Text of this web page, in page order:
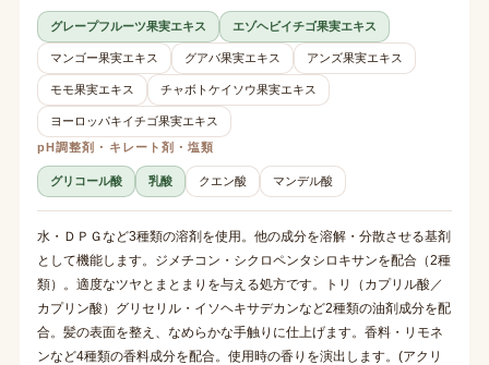
グレープフルーツ果実エキス エゾヘビイチゴ果実エキス
マンゴー果実エキス グアバ果実エキス アンズ果実エキス
モモ果実エキス チャボトケイソウ果実エキス
ヨーロッパキイチゴ果実エキス
pH調整剤・キレート剤・塩類
グリコール酸 乳酸 クエン酸 マンデル酸
水・ＤＰＧなど3種類の溶剤を使用。他の成分を溶解・分散させる基剤
として機能します。ジメチコン・シクロペンタシロキサンを配合（2種
類）。適度なツヤとまとまりを与える処方です。トリ（カプリル酸／
カプリン酸）グリセリル・イソヘキサデカンなど2種類の油剤成分を配
合。髪の表面を整え、なめらかな手触りに仕上げます。香料・リモネ
ンなど4種類の香料成分を配合。使用時の香りを演出します。(アクリ